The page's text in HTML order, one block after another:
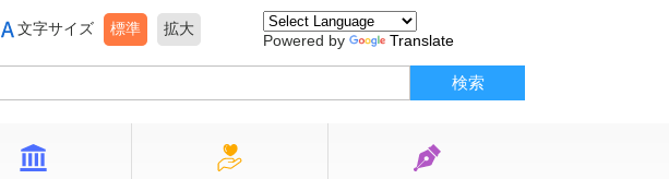
文字サイズ 標準 拡大
Powered by Translate